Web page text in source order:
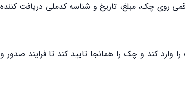
یک نفر چک کشید، باید کد یکتای 16 رقمی روی چک، مبلغ، تاریخ و شناسه کدملی دریافت کننده
کند و چک را همانجا تایید کند تا فرایند صدور و